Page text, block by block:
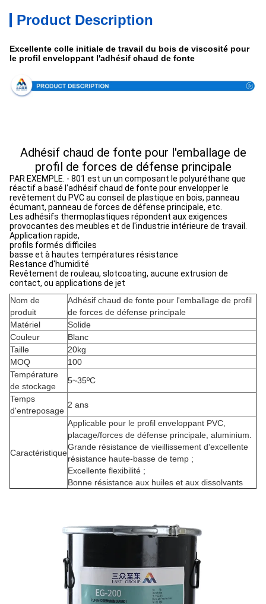
Product Description
Excellente colle initiale de travail du bois de viscosité pour
le profil enveloppant l'adhésif chaud de fonte
Adhésif chaud de fonte pour l'emballage de
profil de forces de défense principale
PAR EXEMPLE. - 801 est un un composant le polyuréthane que
réactif a basé l'adhésif chaud de fonte pour envelopper le
revêtement du PVC au conseil de plastique en bois, panneau
écumant, panneau de forces de défense principale, etc.
Les adhésifs thermoplastiques répondent aux exigences
provocantes des meubles et de l'industrie intérieure de travail.
Application rapide,
profils formés difficiles
basse et à hautes températures résistance
Restance d'humidité
Revêtement de rouleau, slotcoating, aucune extrusion de
contact, ou applications de jet
Nom de
produit
Adhésif chaud de fonte pour l'emballage de profil
de forces de défense principale
Matériel
Solide
Couleur
Blanc
Taille
20kg
MOQ
100
Température
de stockage
5~35ºC
Temps
d'entreposage
2 ans
Caractéristique
Applicable pour le profil enveloppant PVC,
placage/forces de défense principale, aluminium.
Grande résistance de vieillissement d'excellente
résistance haute-basse de temp ;
Excellente flexibilité ;
Bonne résistance aux huiles et aux dissolvants